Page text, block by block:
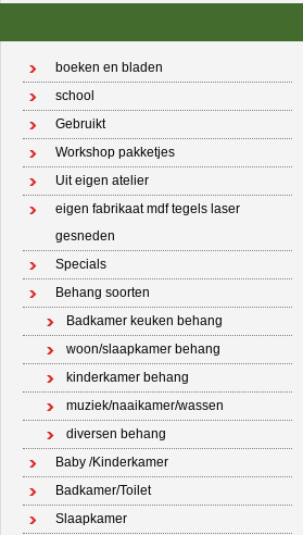
boeken en bladen
school
Gebruikt
Workshop pakketjes
Uit eigen atelier
eigen fabrikaat mdf tegels laser
gesneden
Specials
Behang soorten
Badkamer keuken behang
woon/slaapkamer behang
kinderkamer behang
muziek/naaikamer/wassen
diversen behang
Baby /Kinderkamer
Badkamer/Toilet
Slaapkamer